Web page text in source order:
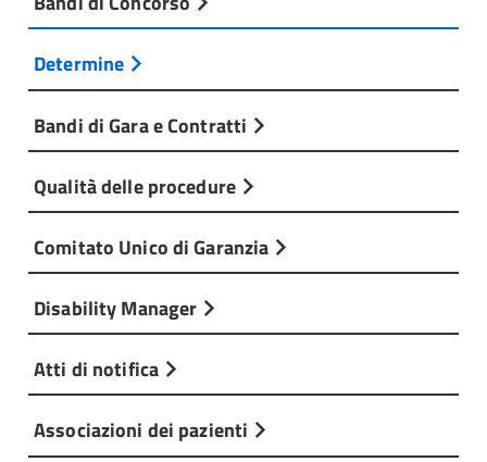
Determine
Bandi di Gara e Contratti
Qualità delle procedure
Comitato Unico di Garanzia
Disability Manager
Atti di notifica
Associazioni dei pazienti